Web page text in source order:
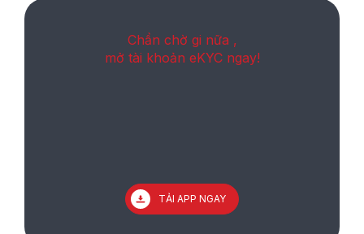
Chần chờ gi nữa ,
mở tài khoản eKYC ngay!
TẢI APP NGAY